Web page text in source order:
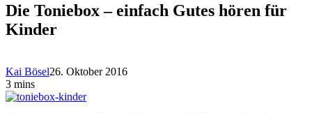
Die Toniebox – einfach Gutes hören für
Kinder
Kai Bösel26. Oktober 2016
3 mins